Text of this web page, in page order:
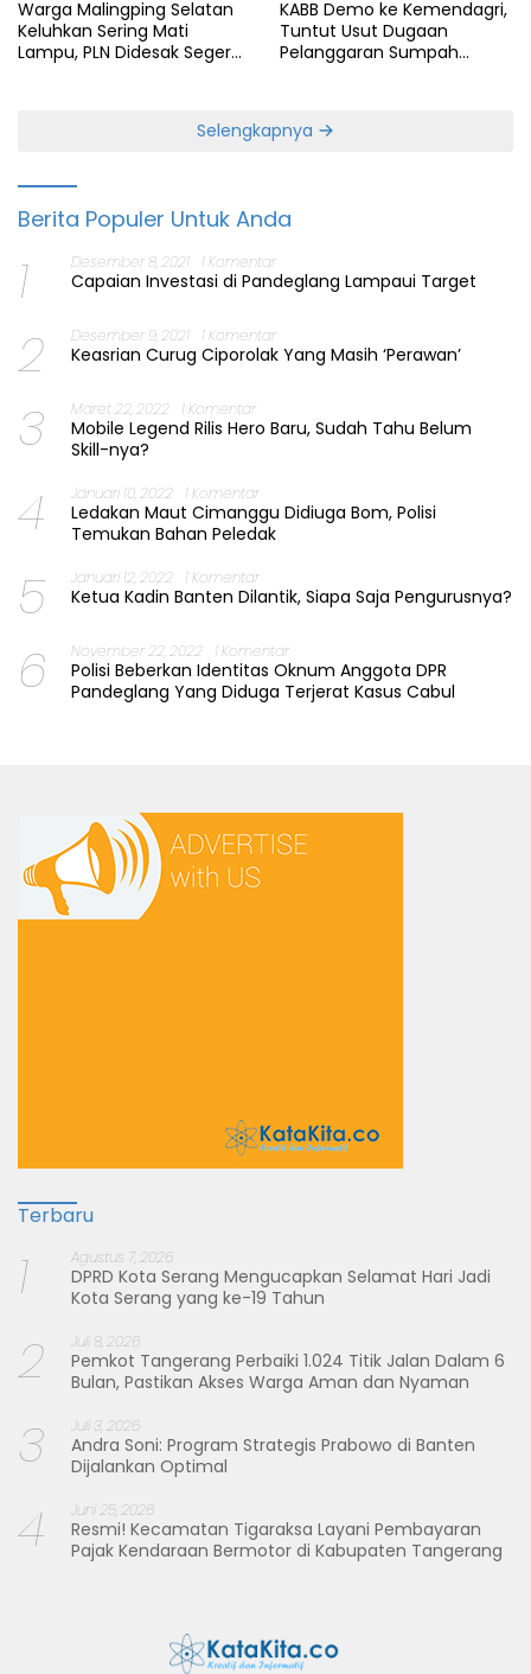
Warga Malingping Selatan
Keluhkan Sering Mati
Lampu, PLN Didesak Segera
KABB Demo ke Kemendagri,
Tuntut Usut Dugaan
Pelanggaran Sumpah
Selengkapnya
Berita Populer Untuk Anda
1 Desember 8, 2021 1 Komentar
Capaian Investasi di Pandeglang Lampaui Target
2 Desember 9, 2021 1 Komentar
Keasrian Curug Ciporolak Yang Masih ‘Perawan’
3 Maret 22, 2022 1 Komentar
Mobile Legend Rilis Hero Baru, Sudah Tahu Belum
Skill-nya?
4 Januari 10, 2022 1 Komentar
Ledakan Maut Cimanggu Didiuga Bom, Polisi
Temukan Bahan Peledak
5 Januari 12, 2022 1 Komentar
Ketua Kadin Banten Dilantik, Siapa Saja Pengurusnya?
6 November 22, 2022 1 Komentar
Polisi Beberkan Identitas Oknum Anggota DPR
Pandeglang Yang Diduga Terjerat Kasus Cabul
Terbaru
1 Agustus 7, 2026
DPRD Kota Serang Mengucapkan Selamat Hari Jadi
Kota Serang yang ke-19 Tahun
2 Juli 8, 2026
Pemkot Tangerang Perbaiki 1.024 Titik Jalan Dalam 6
Bulan, Pastikan Akses Warga Aman dan Nyaman
3 Juli 3, 2026
Andra Soni: Program Strategis Prabowo di Banten
Dijalankan Optimal
4 Juni 25, 2026
Resmi! Kecamatan Tigaraksa Layani Pembayaran
Pajak Kendaraan Bermotor di Kabupaten Tangerang